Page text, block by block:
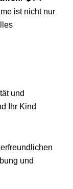
ist nicht nur
und
Ihr Kind
und